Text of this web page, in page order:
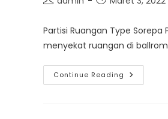
Partisi Ruangan Type
menyekat ruangan di
Continue Reading Partisi
Type